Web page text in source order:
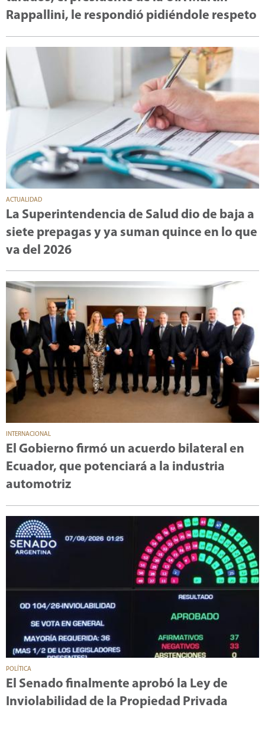
Rappallini, le respondió pidiéndole respeto
ACTUALIDAD
La Superintendencia de Salud dio de baja a
siete prepagas y ya suman quince en lo que
va del 2026
INTERNACIONAL
El Gobierno firmó un acuerdo bilateral en
Ecuador, que potenciará a la industria
automotriz
POLÍTICA
El Senado finalmente aprobó la Ley de
Inviolabilidad de la Propiedad Privada